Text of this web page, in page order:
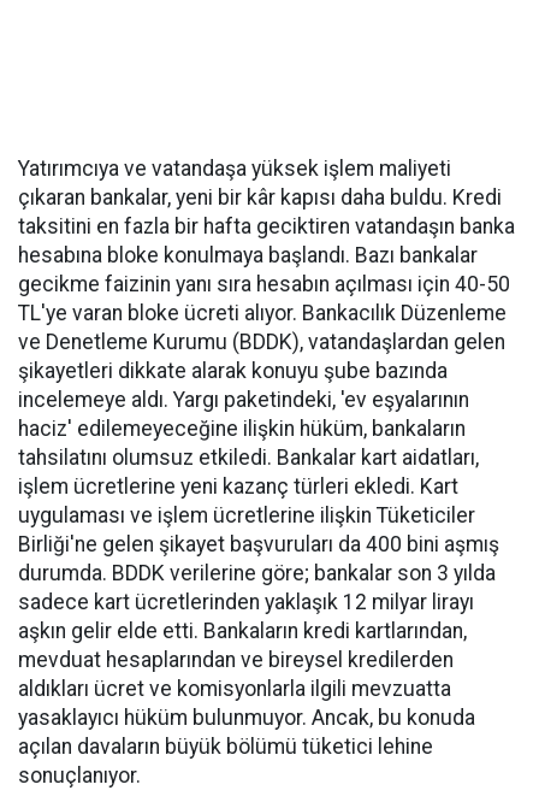
Yatırımcıya ve vatandaşa yüksek işlem maliyeti
çıkaran bankalar, yeni bir kâr kapısı daha buldu. Kredi
taksitini en fazla bir hafta geciktiren vatandaşın banka
hesabına bloke konulmaya başlandı. Bazı bankalar
gecikme faizinin yanı sıra hesabın açılması için 40-50
TL'ye varan bloke ücreti alıyor. Bankacılık Düzenleme
ve Denetleme Kurumu (BDDK), vatandaşlardan gelen
şikayetleri dikkate alarak konuyu şube bazında
incelemeye aldı. Yargı paketindeki, 'ev eşyalarının
haciz' edilemeyeceğine ilişkin hüküm, bankaların
tahsilatını olumsuz etkiledi. Bankalar kart aidatları,
işlem ücretlerine yeni kazanç türleri ekledi. Kart
uygulaması ve işlem ücretlerine ilişkin Tüketiciler
Birliği'ne gelen şikayet başvuruları da 400 bini aşmış
durumda. BDDK verilerine göre; bankalar son 3 yılda
sadece kart ücretlerinden yaklaşık 12 milyar lirayı
aşkın gelir elde etti. Bankaların kredi kartlarından,
mevduat hesaplarından ve bireysel kredilerden
aldıkları ücret ve komisyonlarla ilgili mevzuatta
yasaklayıcı hüküm bulunmuyor. Ancak, bu konuda
açılan davaların büyük bölümü tüketici lehine
sonuçlanıyor.